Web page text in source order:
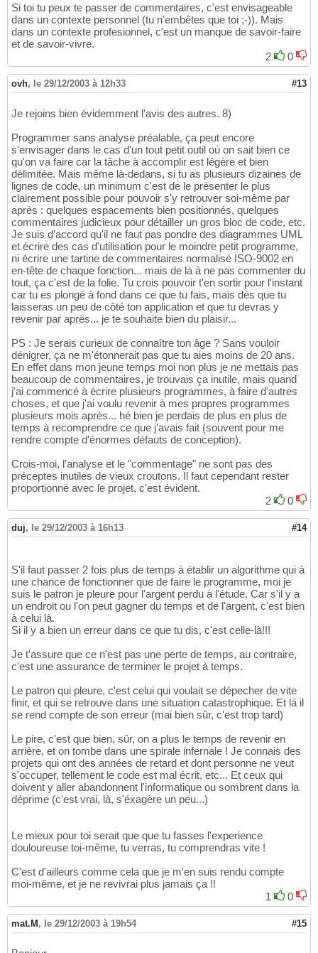
Si toi tu peux te passer de commentaires, c'est envisageable
dans un contexte personnel (tu n'embêtes que toi ;-)). Mais
dans un contexte profesionnel, c'est un manque de savoir-faire
et de savoir-vivre.
2
0
ovh, le 29/12/2003 à 12h33 #13
Je rejoins bien évidemment l'avis des autres. 8)
Programmer sans analyse préalable, ça peut encore
s'envisager dans le cas d'un tout petit outil où on sait bien ce
qu'on va faire car la tâche à accomplir est légère et bien
délimitée. Mais même là-dedans, si tu as plusieurs dizaines de
lignes de code, un minimum c'est de le présenter le plus
clairement possible pour pouvoir s'y retrouver soi-même par
après : quelques espacements bien positionnés, quelques
commentaires judicieux pour détailler un gros bloc de code, etc.
Je suis d'accord qu'il ne faut pas pondre des diagrammes UML
et écrire des cas d'utilisation pour le moindre petit programme,
ni écrire une tartine de commentaires normalisé ISO-9002 en
en-tête de chaque fonction... mais de là à ne pas commenter du
tout, ça c'est de la folie. Tu crois pouvoir t'en sortir pour l'instant
car tu es plongé à fond dans ce que tu fais, mais dès que tu
laisseras un peu de côté ton application et que tu devras y
revenir par après... je te souhaite bien du plaisir...
PS : Je serais curieux de connaître ton âge ? Sans vouloir
dénigrer, ça ne m'étonnerait pas que tu aies moins de 20 ans.
En effet dans mon jeune temps moi non plus je ne mettais pas
beaucoup de commentaires, je trouvais ça inutile, mais quand
j'ai commencé à écrire plusieurs programmes, à faire d'autres
choses, et que j'ai voulu revenir à mes propres programmes
plusieurs mois après... hé bien je perdais de plus en plus de
temps à recomprendre ce que j'avais fait (souvent pour me
rendre compte d'énormes défauts de conception).
Crois-moi, l'analyse et le "commentage" ne sont pas des
préceptes inutiles de vieux croutons. Il faut cependant rester
proportionné avec le projet, c'est évident.
2
0
duj, le 29/12/2003 à 16h13 #14
S'il faut passer 2 fois plus de temps à établir un algorithme qui à
une chance de fonctionner que de faire le programme, moi je
suis le patron je pleure pour l'argent perdu à l'étude. Car s'il y a
un endroit ou l'on peut gagner du temps et de l'argent, c'est bien
à celui là.
Si il y a bien un erreur dans ce que tu dis, c'est celle-là!!!
Je t'assure que ce n'est pas une perte de temps, au contraire,
c'est une assurance de terminer le projet à temps.
Le patron qui pleure, c'est celui qui voulait se dépecher de vite
finir, et qui se retrouve dans une situation catastrophique. Et là il
se rend compte de son erreur (mai bien sûr, c'est trop tard)
Le pire, c'est que bien, sûr, on a plus le temps de revenir en
arrière, et on tombe dans une spirale infernale ! Je connais des
projets qui ont des années de retard et dont personne ne veut
s'occuper, tellement le code est mal écrit, etc... Et ceux qui
doivent y aller abandonnent l'informatique ou sombrent dans la
déprime (c'est vrai, là, s'éxagère un peu...)
Le mieux pour toi serait que que tu fasses l'experience
douloureuse toi-même, tu verras, tu comprendras vite !
C'est d'ailleurs comme cela que je m'en suis rendu compte
moi-même, et je ne revivrai plus jamais ça !!
1
0
mat.M, le 29/12/2003 à 19h54 #15